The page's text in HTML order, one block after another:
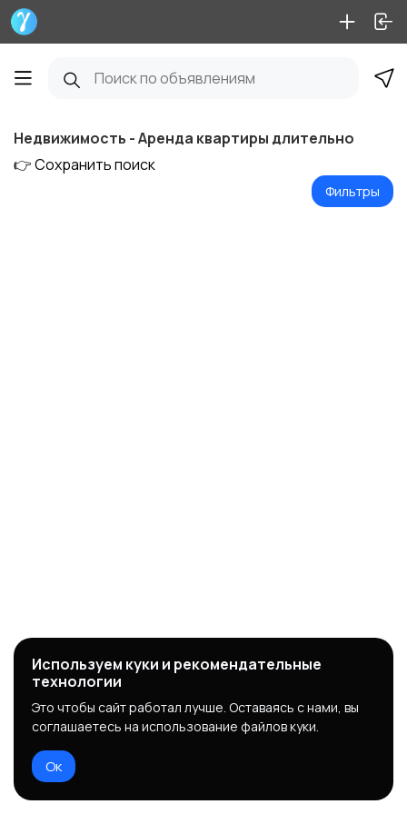
Недвижимость - Аренда квартиры длительно
👉 Сохранить поиск
Фильтры
Используем куки и рекомендательные
технологии
Это чтобы сайт работал лучше. Оставаясь с нами, вы
соглашаетесь на использование файлов куки.
Ок